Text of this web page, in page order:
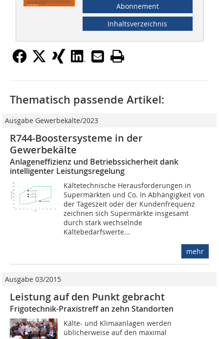
Abonnement
Inhaltsverzeichnis
Thematisch passende Artikel:
Ausgabe Gewerbekälte/2023
R744-Boostersysteme in der
Gewerbekälte
Anlageneffizienz und Betriebssicherheit dank
intelligenter Leistungsregelung
Kältetechnische Herausforderungen in
Supermärkten und Co. In Abhängigkeit von
der Tageszeit oder der Kundenfrequenz
zeichnen sich Supermärkte insgesamt
durch stark wechselnde
Kältebedarfswerte...
mehr
Ausgabe 03/2015
Leistung auf den Punkt gebracht
Frigotechnik-Praxistreff an zehn Standorten
Kälte- und Klimaanlagen werden
üblicherweise auf den maximal